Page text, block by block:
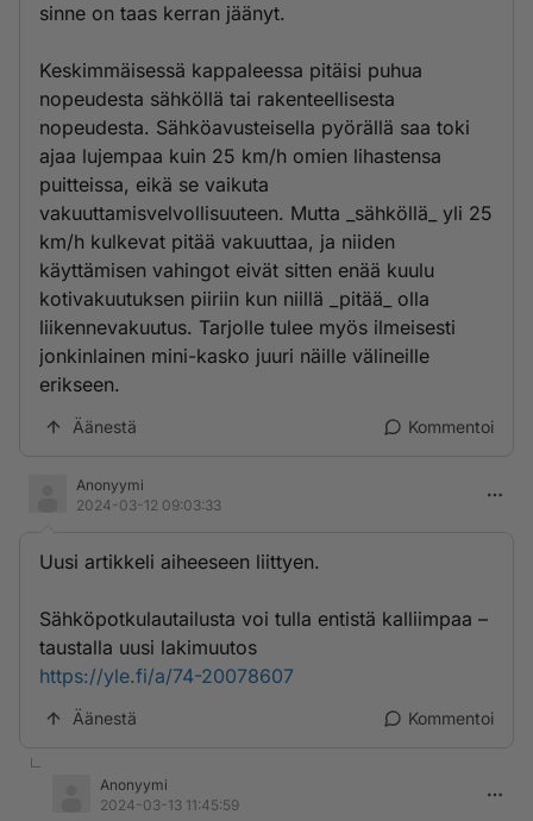
sinne on taas kerran jäänyt.
Keskimmäisessä kappaleessa pitäisi puhua
nopeudesta sähköllä tai rakenteellisesta
nopeudesta. Sähköavusteisella pyörällä saa toki
ajaa lujempaa kuin 25 km/h omien lihastensa
puitteissa, eikä se vaikuta
vakuuttamisvelvollisuuteen. Mutta _sähköllä_ yli 25
km/h kulkevat pitää vakuuttaa, ja niiden
käyttämisen vahingot eivät sitten enää kuulu
kotivakuutuksen piiriin kun niillä _pitää_ olla
liikennevakuutus. Tarjolle tulee myös ilmeisesti
jonkinlainen mini-kasko juuri näille välineille
erikseen.
Äänestä Kommentoi
Anonyymi
2024-03-12 09:03:33
Uusi artikkeli aiheeseen liittyen.
Sähköpotkulautailusta voi tulla entistä kalliimpaa –
taustalla uusi lakimuutos
https://yle.fi/a/74-20078607
Äänestä Kommentoi
Anonyymi
2024-03-13 11:45:59